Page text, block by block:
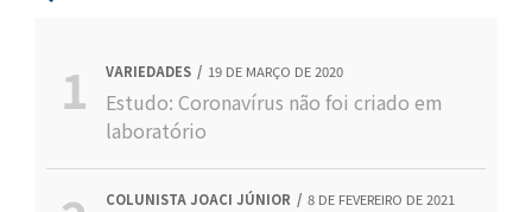
VARIEDADES 19 DE MARÇO DE 2020
Estudo: Coronavírus não foi criado em
laboratório
COLUNISTA JOACI JÚNIOR 8 DE FEVEREIRO DE 2021